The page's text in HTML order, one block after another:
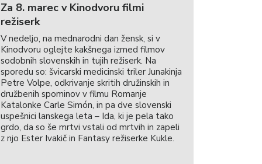
Za 8. marec v Kinodvoru filmi
režiserk
V nedeljo, na mednarodni dan žensk, si v
Kinodvoru oglejte kakšnega izmed filmov
sodobnih slovenskih in tujih režiserk. Na
sporedu so: švicarski medicinski triler Junakinja
Petre Volpe, odkrivanje skritih družinskih in
družbenih spominov v filmu Romanje
Katalonke Carle Simón, in pa dve slovenski
uspešnici lanskega leta – Ida, ki je pela tako
grdo, da so še mrtvi vstali od mrtvih in zapeli
z njo Ester Ivakič in Fantasy režiserke Kukle.